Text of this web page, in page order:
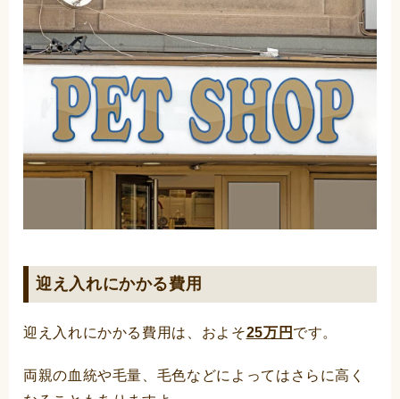
迎え入れにかかる費用
迎え入れにかかる費用は、およそ25万円 です。
両親の血統や毛量、毛色などによってはさらに高く